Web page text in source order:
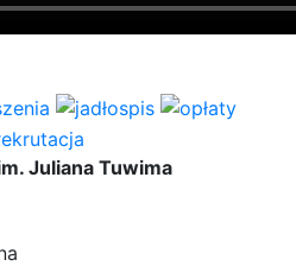
Juliana Tuwima